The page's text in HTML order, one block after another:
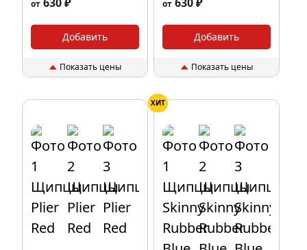
от
Добавить
Показать цены
от
Добавить
Показать цены
ХИТ